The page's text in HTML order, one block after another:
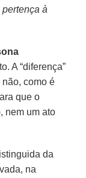
à
A “diferença”
como é
que o
nem um ato
da
na